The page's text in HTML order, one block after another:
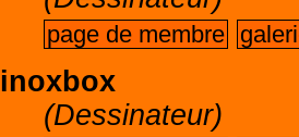
page de membre
inoxbox
(Dessinateur)